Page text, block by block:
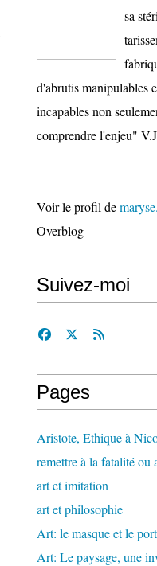
sa
d'abrutis manipulables
incapables non
comprendre l'enjeu"
Voir le profil de
Overblog
Suivez-moi
Pages
Aristote, Ethique à
remettre à la fatalité ou
art et imitation
art et philosophie
Art: le masque et le
Art: Le paysage, une